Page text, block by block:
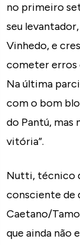
no primeiro
seu
Vinhedo, e
cometer erros
Na última
com o bom
do Pantú, mas
vitória”.
Nutti, técnico
consciente de
Caetano/
que ainda não